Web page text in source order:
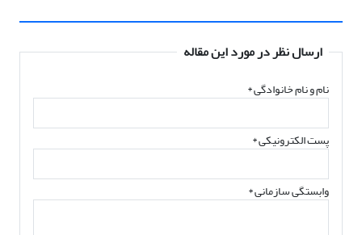
ارسال نظر در مورد این مقاله
نام و نام خانوادگی*
پست الکترونیکی*
وابستگی سازمانی *